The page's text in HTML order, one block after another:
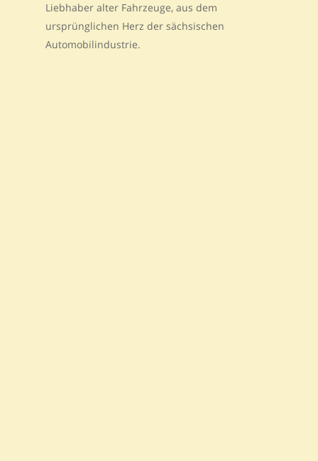
Liebhaber alter Fahrzeuge, aus dem
ursprünglichen Herz der sächsischen
Automobilindustrie.